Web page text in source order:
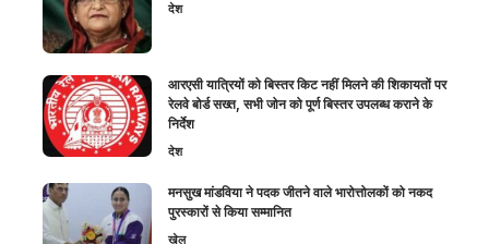
देश
आरएसी यात्रियों को बिस्तर किट नहीं मिलने की शिकायतों पर
रेलवे बोर्ड सख्त, सभी जोन को पूर्ण बिस्तर उपलब्ध कराने के
निर्देश
देश
मनसुख मांडविया ने पदक जीतने वाले भारोत्तोलकों को नकद
पुरस्कारों से किया सम्मानित
खेल